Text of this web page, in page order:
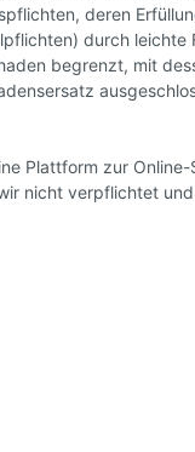
deren
durch
begrenzt, mit
Plattform zur
nicht verpflichtet